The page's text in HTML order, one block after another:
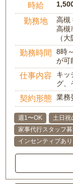
時給
勤務地
高槻
高槻
（
勤務時間
8時
が可
仕事内容
キッ
グ、
契約形態 業務
週1〜OK 土日祝
家事代行スタッフ
インセンティブあり